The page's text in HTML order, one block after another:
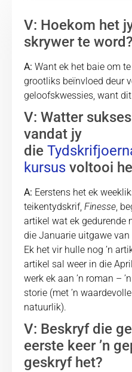
V: Hoekom het
skrywer te word?
A: Want ek het baie om
grootliks beïnvloed deur
geloofskwessies, want
V: Watter
vandat jy
die
kursus voltooi
A: Eerstens het ek
teikentydskrif, Finesse,
artikel wat ek gedurende
die Januarie uitgawe van
Ek het vir hulle nog ʼn
artikel sal weer in die
werk ek aan ʼn roman –
storie (met ʼn
natuurlik).
V: Beskryf die
eerste keer ʼn
geskryf het?